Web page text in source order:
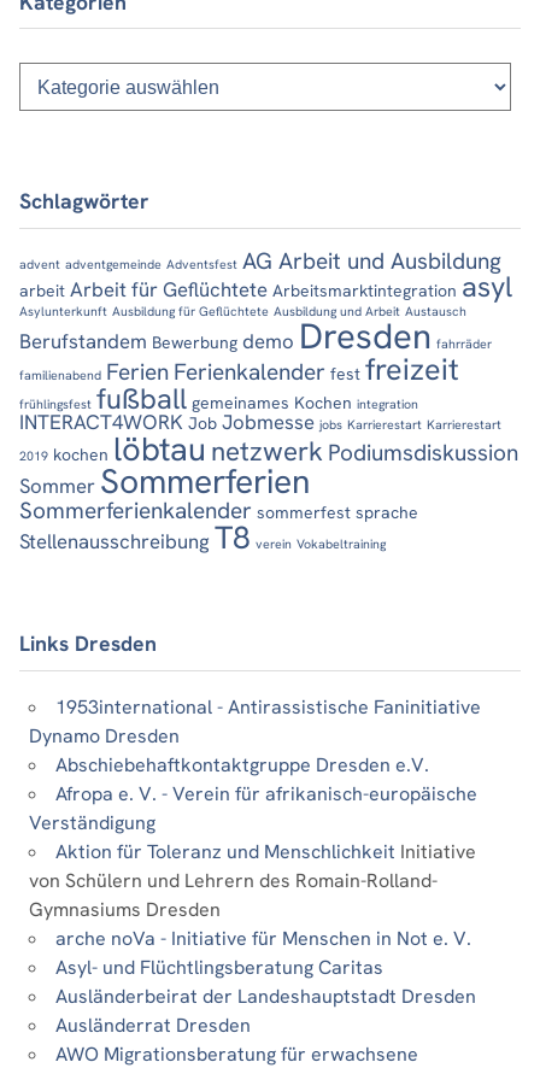
Kategorien
Schlagwörter
advent adventgemeinde Adventsfest AG Arbeit und Ausbildung
arbeit Arbeit für Geflüchtete Arbeitsmarktintegration asyl
Asylunterkunft Ausbildung für Geflüchtete Ausbildung und Arbeit Austausch
Berufstandem Bewerbung demo Dresden fahrräder
familienabend Ferien Ferienkalender fest freizeit
frühlingsfest fußball gemeinames Kochen integration
INTERACT4WORK Job Jobmesse jobs Karrierestart Karrierestart
2019 kochen löbtau netzwerk Podiumsdiskussion
Sommer Sommerferien
Sommerferienkalender sommerfest sprache
Stellenausschreibung T8 verein Vokabeltraining
Links Dresden
1953international - Antirassistische Faninitiative
Dynamo Dresden
Abschiebehaftkontaktgruppe Dresden e.V.
Afropa e. V. - Verein für afrikanisch-europäische
Verständigung
Aktion für Toleranz und Menschlichkeit Initiative
von Schülern und Lehrern des Romain-Rolland-
Gymnasiums Dresden
arche noVa - Initiative für Menschen in Not e. V.
Asyl- und Flüchtlingsberatung Caritas
Ausländerbeirat der Landeshauptstadt Dresden
Ausländerrat Dresden
AWO Migrationsberatung für erwachsene